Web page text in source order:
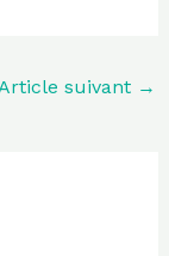
suivant →